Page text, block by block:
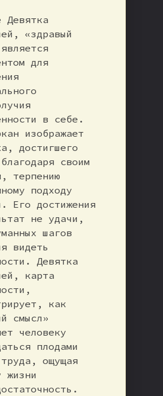
Девятка
«здравый
для
в себе.
изображает
достигшего
своим
терпению
подходу
Его достижения
не удачи,
шагов
видеть
Девятка
карта
как
смысл»
человеку
плодами
ощущая
жизни